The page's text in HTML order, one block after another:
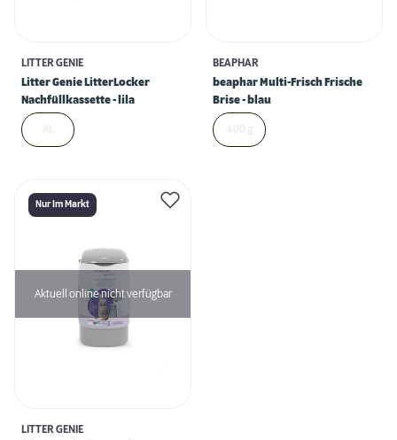
LITTER GENIE
Litter Genie LitterLocker
Nachfüllkassette - lila
BEAPHAR
beaphar Multi-Frisch Frische
Brise - blau
Nur Im Markt
Aktuell online nicht verfügbar
LITTER GENIE